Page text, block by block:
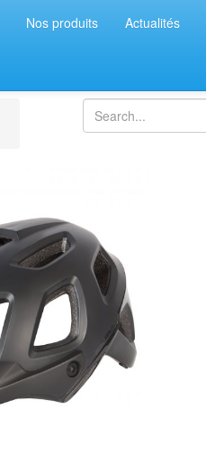
Nos produits Actualités